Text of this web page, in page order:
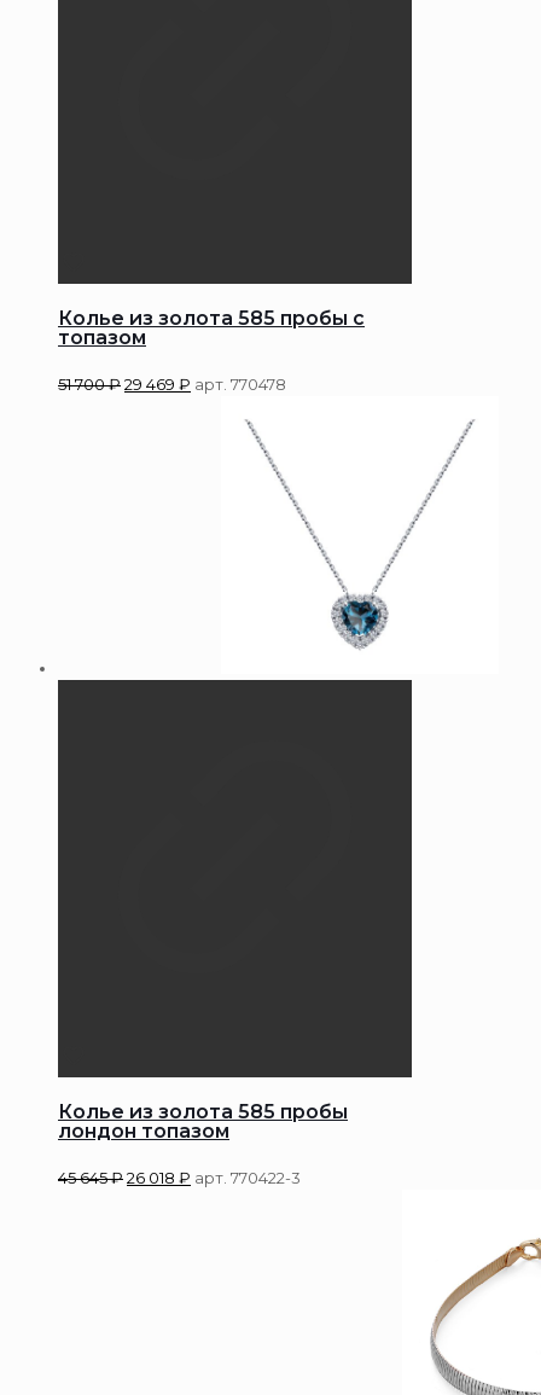
Колье из золота 585 пробы с
топазом
51 700₽29 469 ₽ арт. 770478
Колье из золота 585 пробы
лондон топазом
45 645₽26 018 ₽ арт. 770422-3